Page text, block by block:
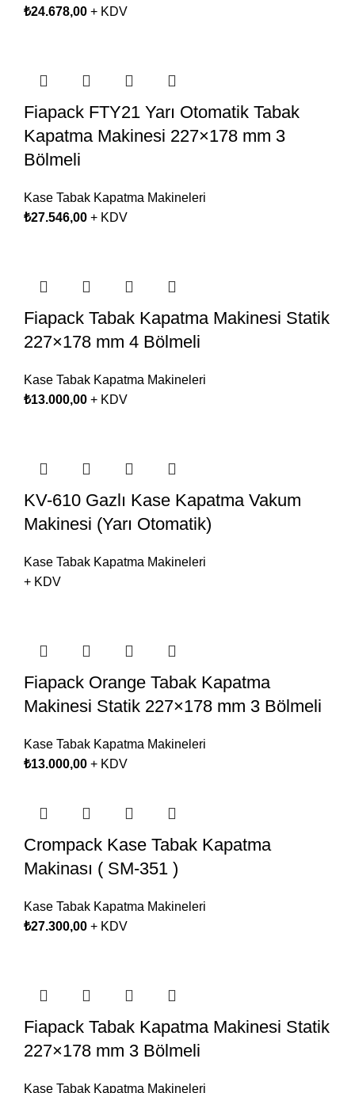
₺24.678,00 + KDV
Fiapack FTY21 Yarı Otomatik Tabak
Kapatma Makinesi 227×178 mm 3
Bölmeli
Kase Tabak Kapatma Makineleri
₺27.546,00 + KDV
Fiapack Tabak Kapatma Makinesi Statik
227×178 mm 4 Bölmeli
Kase Tabak Kapatma Makineleri
₺13.000,00 + KDV
KV-610 Gazlı Kase Kapatma Vakum
Makinesi (Yarı Otomatik)
Kase Tabak Kapatma Makineleri
+ KDV
Fiapack Orange Tabak Kapatma
Makinesi Statik 227×178 mm 3 Bölmeli
Kase Tabak Kapatma Makineleri
₺13.000,00 + KDV
Crompack Kase Tabak Kapatma
Makinası ( SM-351 )
Kase Tabak Kapatma Makineleri
₺27.300,00 + KDV
Fiapack Tabak Kapatma Makinesi Statik
227×178 mm 3 Bölmeli
Kase Tabak Kapatma Makineleri